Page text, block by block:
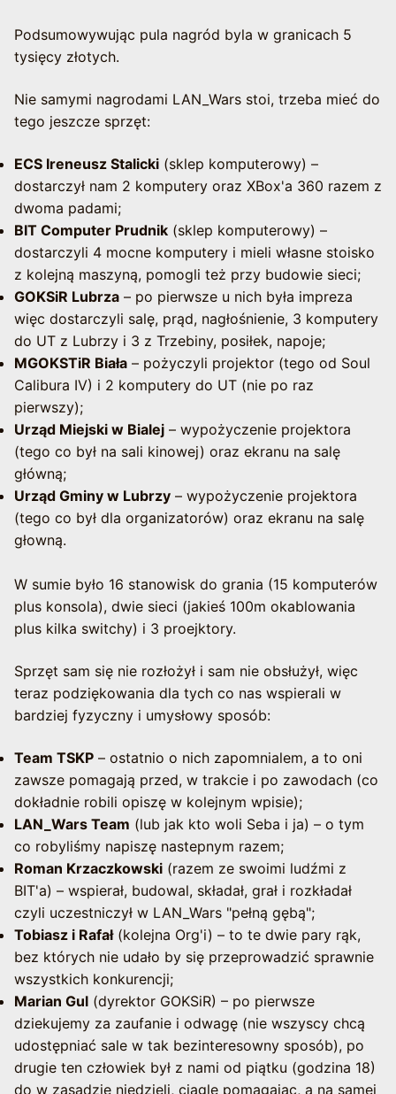
Podsumowywując pula nagród byla w granicach 5
tysięcy złotych.
Nie samymi nagrodami LAN_Wars stoi, trzeba mieć do
tego jeszcze sprzęt:
ECS Ireneusz Stalicki (sklep komputerowy) –
dostarczył nam 2 komputery oraz XBox'a 360 razem z
dwoma padami;
BIT Computer Prudnik (sklep komputerowy) –
dostarczyli 4 mocne komputery i mieli własne stoisko
z kolejną maszyną, pomogli też przy budowie sieci;
GOKSiR Lubrza – po pierwsze u nich była impreza
więc dostarczyli salę, prąd, nagłośnienie, 3 komputery
do UT z Lubrzy i 3 z Trzebiny, posiłek, napoje;
MGOKSTiR Biała – pożyczyli projektor (tego od Soul
Calibura IV) i 2 komputery do UT (nie po raz
pierwszy);
Urząd Miejski w Bialej – wypożyczenie projektora
(tego co był na sali kinowej) oraz ekranu na salę
główną;
Urząd Gminy w Lubrzy – wypożyczenie projektora
(tego co był dla organizatorów) oraz ekranu na salę
głowną.
W sumie było 16 stanowisk do grania (15 komputerów
plus konsola), dwie sieci (jakieś 100m okablowania
plus kilka switchy) i 3 proejktory.
Sprzęt sam się nie rozłożył i sam nie obsłużył, więc
teraz podziękowania dla tych co nas wspierali w
bardziej fyzyczny i umysłowy sposób:
Team TSKP – ostatnio o nich zapomnialem, a to oni
zawsze pomagają przed, w trakcie i po zawodach (co
dokładnie robili opiszę w kolejnym wpisie);
LAN_Wars Team (lub jak kto woli Seba i ja) – o tym
co robyliśmy napiszę nastepnym razem;
Roman Krzaczkowski (razem ze swoimi ludźmi z
BIT'a) – wspierał, budowal, składał, grał i rozkładał
czyli uczestniczył w LAN_Wars "pełną gębą";
Tobiasz i Rafał(kolejna Org'i) – to te dwie pary rąk,
bez których nie udało by się przeprowadzić sprawnie
wszystkich konkurencji;
Marian Gul (dyrektor GOKSiR) – po pierwsze
dziekujemy za zaufanie i odwagę (nie wszyscy chcą
udostępniać sale w tak bezinteresowny sposób), po
drugie ten człowiek był z nami od piątku (godzina 18)
do w zasadzie niedzieli, ciągle pomagając, a na samej